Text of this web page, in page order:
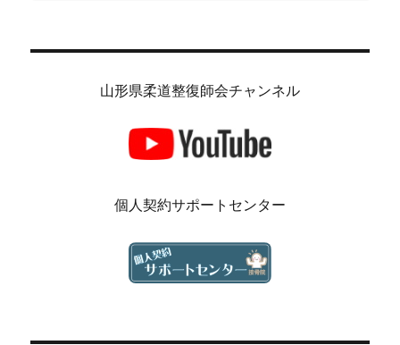
山形県柔道整復師会チャンネル
個人契約サポートセンター